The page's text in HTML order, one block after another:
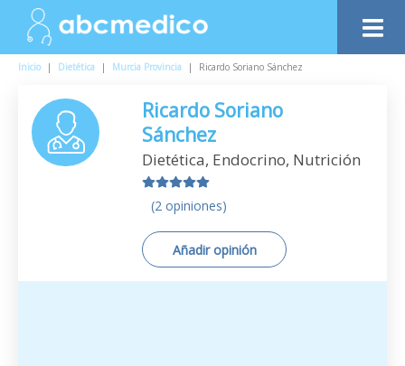
Inicio | Dietética | Murcia Provincia | Ricardo Soriano Sánchez
Ricardo Soriano
Sánchez
Dietética, Endocrino, Nutrición
(2 opiniones)
Añadir opinión